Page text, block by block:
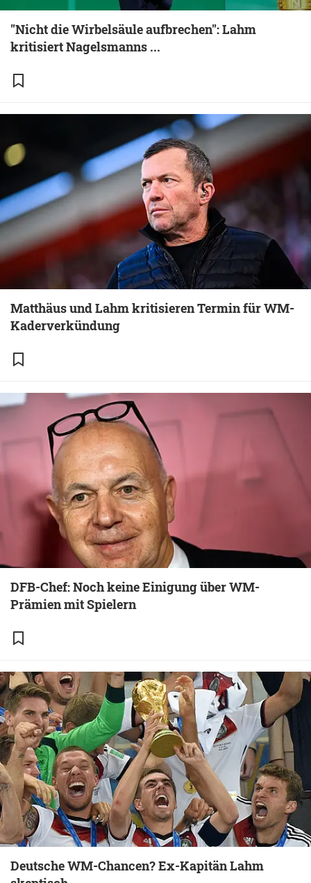
"Nicht die Wirbelsäule aufbrechen": Lahm
kritisiert Nagelsmanns ...
Matthäus und Lahm kritisieren Termin für WM-
Kaderverkündung
DFB-Chef: Noch keine Einigung über WM-
Prämien mit Spielern
Deutsche WM-Chancen? Ex-Kapitän Lahm